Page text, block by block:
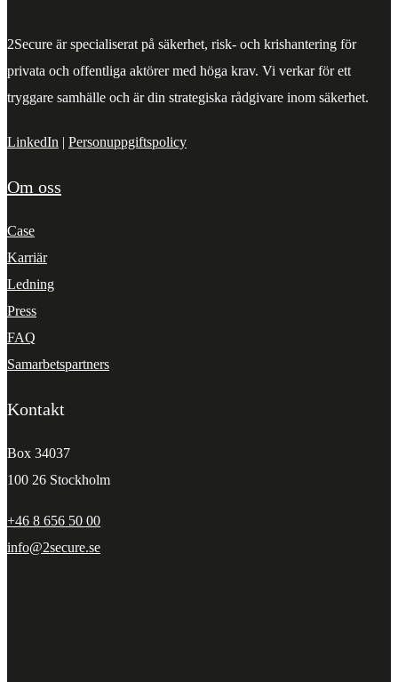
2Secure är specialiserat på säkerhet, risk- och krishantering för
privata och offentliga aktörer med höga krav. Vi verkar för ett
tryggare samhälle och är din strategiska rådgivare inom säkerhet.
LinkedIn | Personuppgiftspolicy
Om oss
Case
Karriär
Ledning
Press
FAQ
Samarbetspartners
Kontakt
Box 34037
100 26 Stockholm
+46 8 656 50 00
info@2secure.se